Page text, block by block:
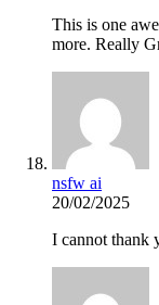
This is one
more. Really
nsfw ai
20/02/2025
I cannot thank